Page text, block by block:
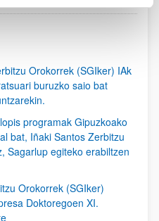
Orokorrek (SGIker) IAk
buruzko saio bat
programak Gipuzkoako
bat, Iñaki Santos Zerbitzu
Sagarlup egiteko erabiltzen
Orokorrek (SGIker)
Doktoregoen XI.